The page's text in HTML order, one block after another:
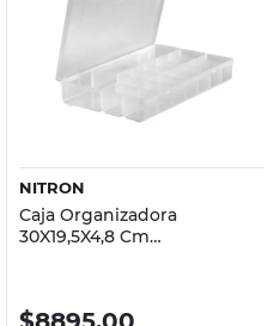
Vista rápida
NITRON
Caja Organizadora
30X19,5X4,8 Cm